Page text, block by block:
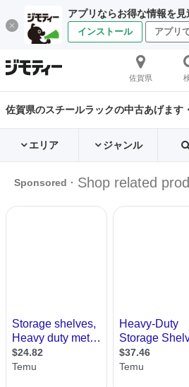
アプリならお得な情報を見
インストール アプリ
佐賀県
佐賀県のスチールラックの中古あげます
エリア ジャンル